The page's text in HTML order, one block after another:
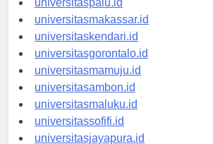
universitaspalu.id
universitasmakassar.id
universitaskendari.id
universitasgorontalo.id
universitasmamuju.id
universitasambon.id
universitasmaluku.id
universitassofifi.id